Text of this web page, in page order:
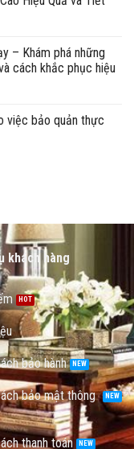
– Khám phá những
cách khắc phục hiệu
việc bảo quản thực
khách hàng
bảo hành
bảo mật thông
thanh toán